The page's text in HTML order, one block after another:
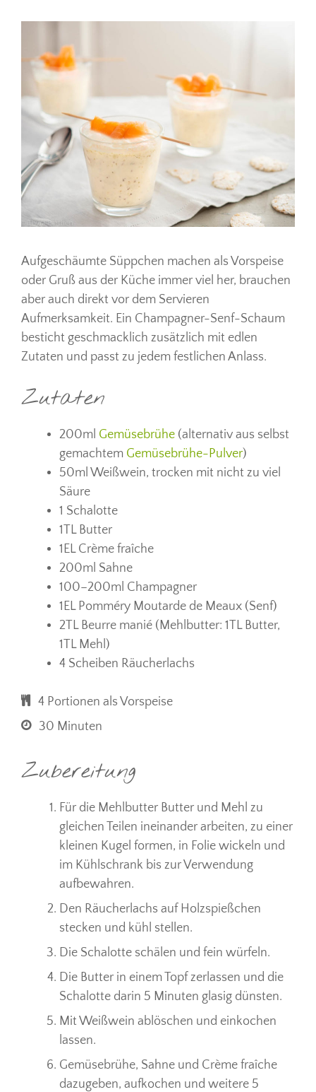
Aufgeschäumte Süppchen machen als Vorspeise
oder Gruß aus der Küche immer viel her, brauchen
aber auch direkt vor dem Servieren
Aufmerksamkeit. Ein Champagner-Senf-Schaum
besticht geschmacklich zusätzlich mit edlen
Zutaten und passt zu jedem festlichen Anlass.
Zutaten
200ml Gemüsebrühe (alternativ aus selbst
gemachtem Gemüsebrühe-Pulver)
50ml Weißwein, trocken mit nicht zu viel
Säure
1 Schalotte
1TL Butter
1EL Crème fraîche
200ml Sahne
100–200ml Champagner
1EL Pomméry Moutarde de Meaux (Senf)
2TL Beurre manié (Mehlbutter: 1TL Butter,
1TL Mehl)
4 Scheiben Räucherlachs
4 Portionen als Vorspeise
30 Minuten
Zubereitung
Für die Mehlbutter Butter und Mehl zu
gleichen Teilen ineinander arbeiten, zu einer
kleinen Kugel formen, in Folie wickeln und
im Kühlschrank bis zur Verwendung
aufbewahren.
Den Räucherlachs auf Holzspießchen
stecken und kühl stellen.
Die Schalotte schälen und fein würfeln.
Die Butter in einem Topf zerlassen und die
Schalotte darin 5 Minuten glasig dünsten.
Mit Weißwein ablöschen und einkochen
lassen.
Gemüsebrühe, Sahne und Crème fraîche
dazugeben, aufkochen und weitere 5